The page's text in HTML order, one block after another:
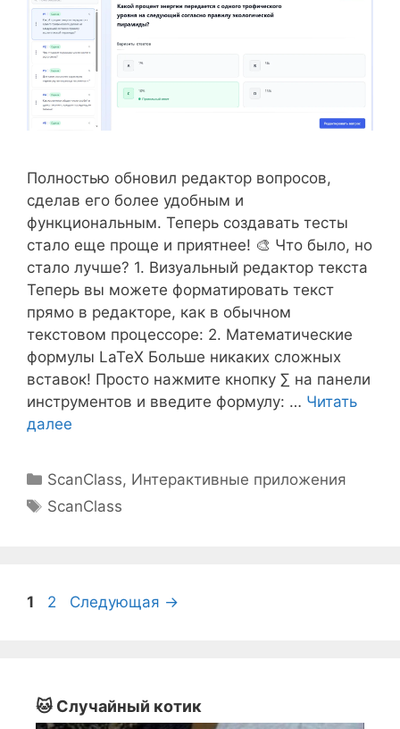
Полностью обновил редактор вопросов,
сделав его более удобным и
функциональным. Теперь создавать тесты
стало еще проще и приятнее! 🎨 Что было, но
стало лучше? 1. Визуальный редактор текста
Теперь вы можете форматировать текст
прямо в редакторе, как в обычном
текстовом процессоре: 2. Математические
формулы LaTeX Больше никаких сложных
вставок! Просто нажмите кнопку ∑ на панели
инструментов и введите формулу: … Читать
далее
Рубрики
ScanClass, Интерактивные приложения
Метки
ScanClass
Страница
1 Страница
2 Следующая →
🐱 Случайный котик